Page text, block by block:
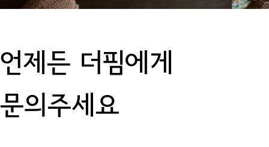
언제든 더핌에게
문의주세요